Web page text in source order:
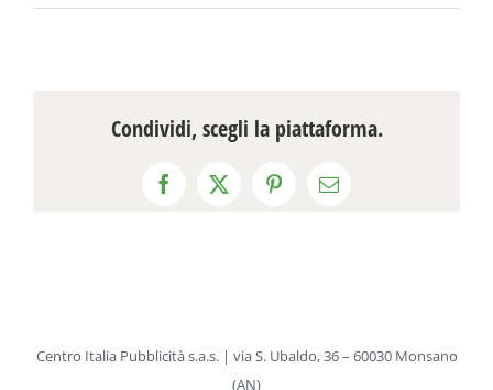
Condividi, scegli la piattaforma.
Facebook
X PinterestEmail
Centro Italia Pubblicità s.a.s. | via S. Ubaldo, 36 – 60030 Monsano
(AN)